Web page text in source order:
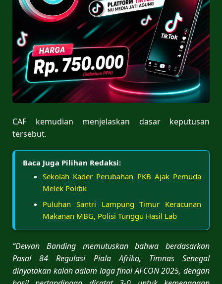
CAF kemudian menjelaskan dasar keputusan
tersebut.
Baca Juga Pilihan Redaksi:
Sekolah Kader Perubahan PKB Ajak Pemuda
Melek Politik
Puluhan Santri Lampung Timur Keracunan
Makanan MBG, Polisi Tunggu Hasil Lab
“Dewan Banding memutuskan bahwa berdasarkan
Pasal 84 Regulasi Piala Afrika, Timnas Senegal
dinyatakan kalah dalam laga final AFCON 2025, dengan